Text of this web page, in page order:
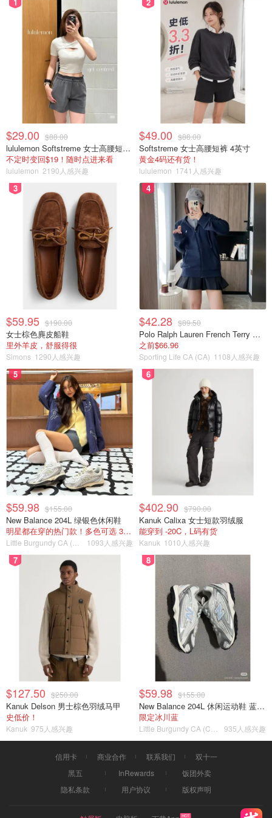
$29.00 $88.00
lululemon Softstreme 女士高腰短裤 10cm
不定时变回$19！随时点进来看
lululemon 2190人感兴趣
$49.00 $88.00
Softstreme 女士高腰短裤 4英寸
黄金4码还有货！
lululemon 1741人感兴趣
3
$59.95 $190.00
女士棕色麂皮船鞋
里外羊皮，舒服得很
Simons 1290人感兴趣
4
$42.28 $89.50
Polo Ralph Lauren French Terry 女童连帽卫衣 7-16码
之前$66.96
Sporting Life CA (CA) 1108人感兴趣
5
$59.98 $155.00
New Balance 204L 绿银色休闲鞋
明星都在穿的热门款！多色可选 3.8折
1093人感兴趣
6
$402.90 $790.00
Kanuk Calixa 女士短款羽绒服
能穿到 -20C，L码有货
Kanuk 1010人感兴趣
7
$127.50 $250.00
Kanuk Delson 男士棕色羽绒马甲
史低价！
Kanuk 975人感兴趣
8
$59.98 $155.00
New Balance 204L 休闲运动鞋 蓝银色
限定冰川蓝
935人感兴趣
信用卡 商业合作 联系我们
双十一
黑五
InRewards
饭团外卖
隐私条款
用户协议 版权声明